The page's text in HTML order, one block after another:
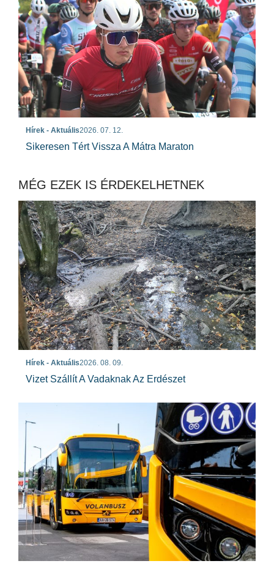
Hírek - Aktuális2026. 07. 12.
Sikeresen Tért Vissza A Mátra Maraton
MÉG EZEK IS ÉRDEKELHETNEK
Hírek - Aktuális2026. 08. 09.
Vizet Szállít A Vadaknak Az Erdészet